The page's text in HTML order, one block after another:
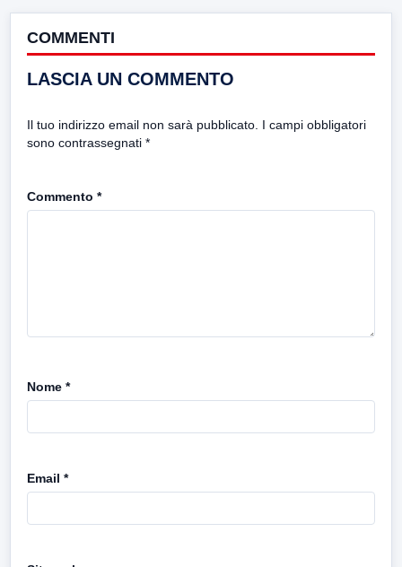
COMMENTI
LASCIA UN COMMENTO
Il tuo indirizzo email non sarà pubblicato. I campi obbligatori
sono contrassegnati *
Commento *
Nome *
Email *